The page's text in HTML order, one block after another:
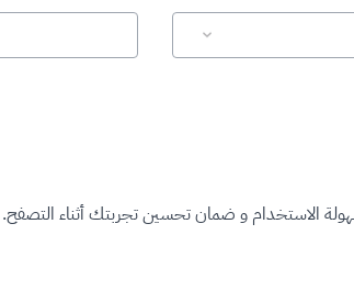
الاستخدام و ضمان تحسين تجربتك أثناء